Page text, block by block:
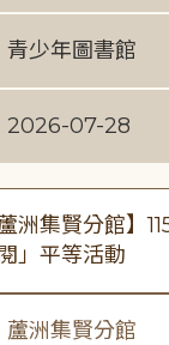
青少年圖書館
2026-07-28
蘆洲集賢分館】
閱」平等活動
蘆洲集賢分館